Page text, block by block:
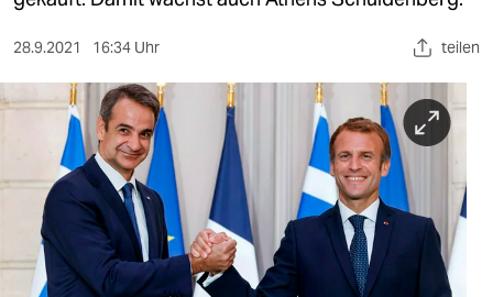
gesellschaft
sport
berlin
nord
wahrheit
28.9.2021 16:34 Uhr teilen